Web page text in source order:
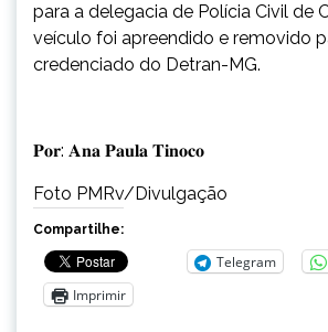
para a delegacia de Polícia Civil de
veículo foi apreendido e removido
credenciado do Detran-MG.
𝐏𝐨𝐫: 𝐀𝐧𝐚 𝐏𝐚𝐮𝐥𝐚 𝐓𝐢𝐧𝐨𝐜𝐨
Foto PMRv/Divulgação
Compartilhe:
Telegram
Imprimir